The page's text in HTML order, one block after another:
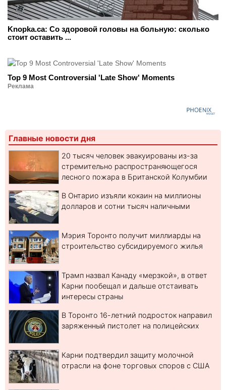
Knopka.ca: Со здоровой головы на больную: сколько
стоит оставить ...
Top 9 Most Controversial 'Late Show' Moments
Реклама
Главные новости дня
20 тысяч человек эвакуированы из-за
стремительно распространяющегося
лесного пожара в Британской Колумбии
В Онтарио изъяли кокаин на миллионы
долларов и сотни тысяч наличными
Мэрия Торонто получит миллиарды на
строительство субсидируемого жилья
Трамп назвал Канаду «мерзкой», в ответ
Карни пообещал и дальше отстаивать
интересы страны
В Торонто 16-летний подросток направил
заряженный пистолет на полицейских
Карни подтвердил защиту молочной
отрасли на фоне торговых споров с США